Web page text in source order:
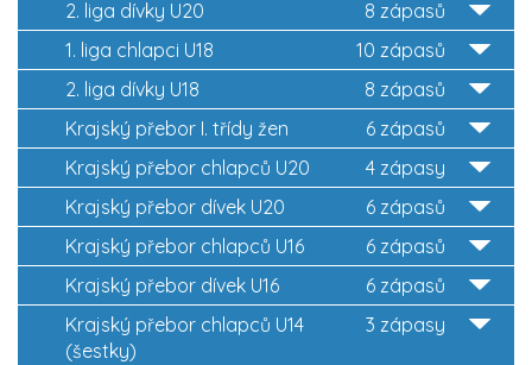
8 zápasů
2. liga dívky U20
10 zápasů
1. liga chlapci U18
8 zápasů
2. liga dívky U18
6 zápasů
Krajský přebor I. třídy žen
4 zápasy
Krajský přebor chlapců U20
6 zápasů
Krajský přebor dívek U20
6 zápasů
Krajský přebor chlapců U16
6 zápasů
Krajský přebor dívek U16
3 zápasy
Krajský přebor chlapců U14
(šestky)